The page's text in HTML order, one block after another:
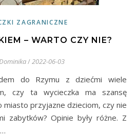
ZAGRANICZNE
– WARTO CZY NIE?
/2022-06-03
czy ta wycieczka ma szansę
przyjazne dzieciom, czy nie
zabytków? Opinie były różne. Z